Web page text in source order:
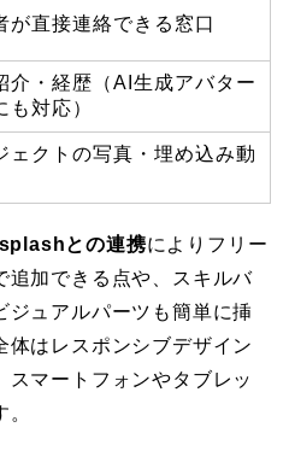
が直接連絡できる窓口
介・経歴（AI生成アバター
も対応）
ェクトの写真・埋め込み動
との連携によりフリー
追加できる点や、スキルバ
ジュアルパーツも簡単に挿
体はレスポンシブデザイン
スマートフォンやタブレッ